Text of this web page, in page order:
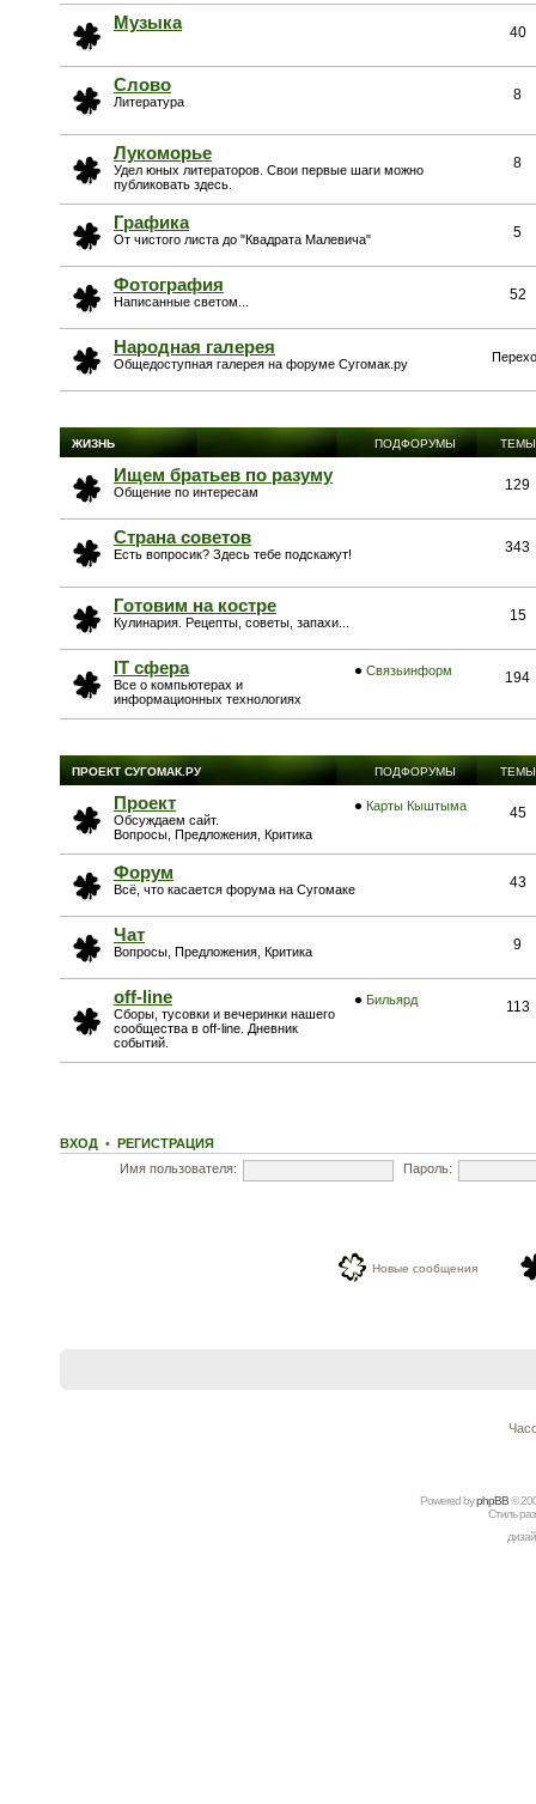
Музыка 40
Слово
Литература 8
Лукоморье
Удел юных литераторов. Свои первые шаги можно
публиковать здесь.
8
Графика
От чистого листа до "Квадрата Малевича" 5
Фотография
Написанные светом... 52
Народная галерея
Общедоступная галерея на форуме Сугомак.ру
ЖИЗНЬ ПОДФОРУМЫ ТЕМЫ
Ищем братьев по разуму
Общение по интересам 129
Страна советов
Есть вопросик? Здесь тебе подскажут! 343
Готовим на костре
Кулинария. Рецепты, советы, запахи... 15
IT сфера
Все о компьютерах и
информационных технологиях
Связьинформ 194
ПРОЕКТ СУГОМАК.РУ ПОДФОРУМЫ ТЕМЫ
Проект
Обсуждаем сайт.
Вопросы, Предложения, Критика
Карты Кыштыма 45
Форум
Всё, что касается форума на Сугомаке 43
Чат
Вопросы, Предложения, Критика 9
off-line
Сборы, тусовки и вечеринки нашего
сообщества в off-line. Дневник
событий.
Бильярд 113
ВХОД • РЕГИСТРАЦИЯ
Имя пользователя:
Пароль:
Новые сообщения
Powered byрhрBВ©
Стиль